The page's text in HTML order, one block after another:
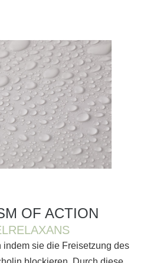
OF ACTION
sie die Freisetzung des